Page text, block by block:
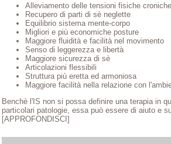
Alleviamento delle tensioni fisiche croniche
Recupero di parti di sè neglette
Equilibrio sistema mente-corpo
Migliori e più economiche posture
Maggiore fluidità e facilità nel movimento
Senso di leggerezza e libertà
Maggiore sicurezza di sè
Articolazioni flessibili
Struttura più eretta ed armoniosa
Maggiore facilità nella relazione con
Benchè l'IS non si possa definire una terapia in
particolari patologie, essa può essere di aiuto e
[APPROFONDISCI]